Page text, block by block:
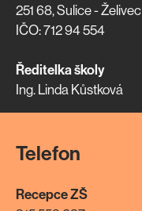
251 68, Sulice - Želivec
IČO: 712 94 554
Ředitelka školy
Ing. Linda Kůstková
Telefon
Recepce ZŠ